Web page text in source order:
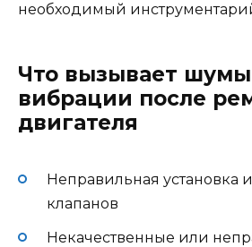
необходимый
Что вызывает
вибрации после
двигателя
Неправильная установка
клапанов
Некачественные или